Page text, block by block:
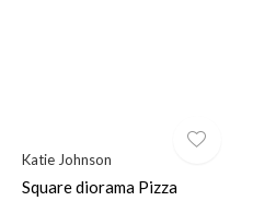
Katie Johnson
Square diorama Pizza